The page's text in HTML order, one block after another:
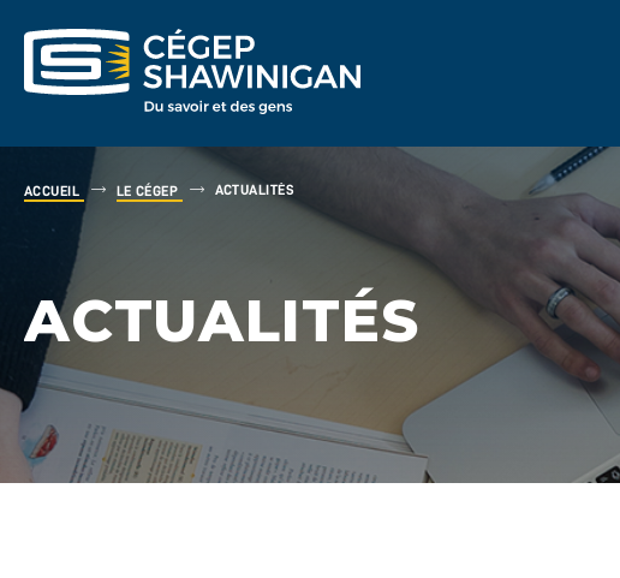
ACCUEIL LE CÉGEP ACTUALITÉS
ACTUALITÉS